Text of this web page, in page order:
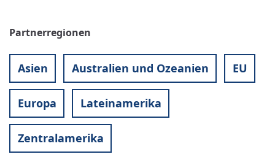
Partnerregionen
Asien Australien und Ozeanien EU
Europa Lateinamerika
Zentralamerika